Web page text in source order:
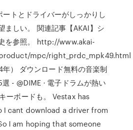
トとドライバーがしっかりし
ましい。 関連記事【AKAI】シ
を参照。 http://www.akai-
mpc/right_prdc_mpk49.html
） ダウンロード無料の音楽制
- @DIME · 電子ドラムが熱い
ーボードも。 Vestax has
I cant download a driver from
I am hoping that someone